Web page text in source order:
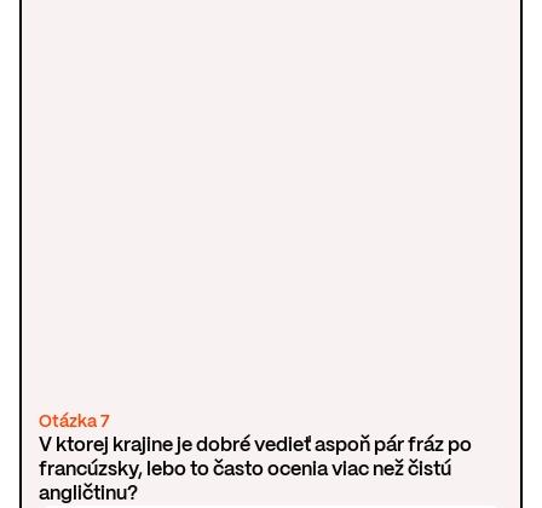
Otázka 7
V ktorej krajine je dobré vedieť aspoň pár fráz po
francúzsky, lebo to často ocenia viac než čistú
angličtinu?